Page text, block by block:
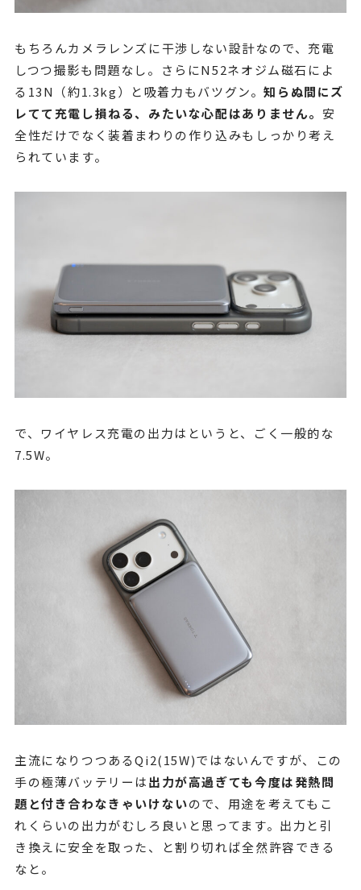
もちろんカメラレンズに干渉しない設計なので、充電
しつつ撮影も問題なし。さらにN52ネオジム磁石によ
る13N（約1.3kg）と吸着力もバツグン。知らぬ間にズ
レてて充電し損ねる、みたいな心配はありません。安
全性だけでなく装着まわりの作り込みもしっかり考え
られています。
で、ワイヤレス充電の出力はというと、ごく一般的な
7.5W。
主流になりつつあるQi2(15W)ではないんですが、この
手の極薄バッテリーは出力が高過ぎても今度は発熱問
題と付き合わなきゃいけないので、用途を考えてもこ
れくらいの出力がむしろ良いと思ってます。出力と引
き換えに安全を取った、と割り切れば全然許容できる
なと。